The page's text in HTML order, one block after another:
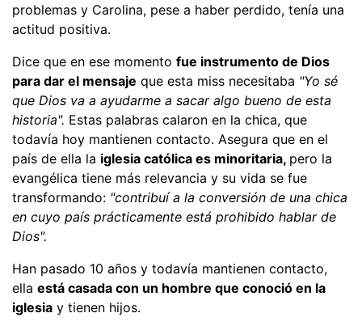
problemas y Carolina, pese a haber perdido, tenía una
actitud positiva.
Dice que en ese momento fue instrumento de Dios
para dar el mensaje que esta miss necesitaba "Yo sé
que Dios va a ayudarme a sacar algo bueno de esta
historia". Estas palabras calaron en la chica, que
todavía hoy mantienen contacto. Asegura que en el
país de ella la iglesia católica es minoritaria, pero la
evangélica tiene más relevancia y su vida se fue
transformando: "contribuí a la conversión de una chica
en cuyo país prácticamente está prohibido hablar de
Dios".
Han pasado 10 años y todavía mantienen contacto,
ella está casada con un hombre que conoció en la
iglesia y tienen hijos.